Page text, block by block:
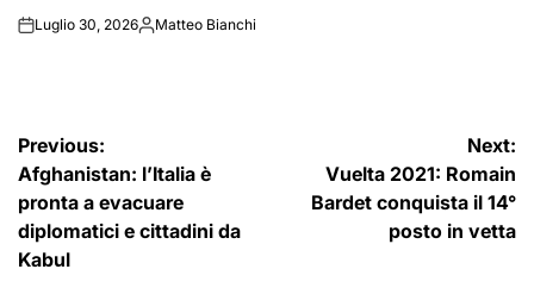
onLuglio 30, 2026Posted
Matteo Bianchi
Navigazione
articoli
Previous:
Afghanistan: l’Italia è
pronta a evacuare
diplomatici e cittadini da
Kabul
Next:
Vuelta 2021: Romain
Bardet conquista il 14°
posto in vetta